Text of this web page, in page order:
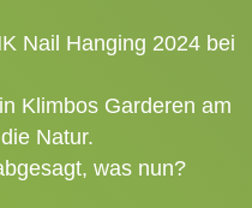
Nail Hanging 2024 bei
Klimbos Garderen am
Natur.
was nun?